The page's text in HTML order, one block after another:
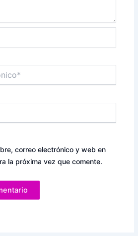
correo electrónico y web en
la próxima vez que comente.